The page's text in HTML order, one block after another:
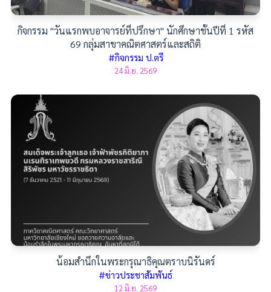
กิจกรรม "วันแรกพบอาจารย์ที่ปรึกษา" นักศึกษาชั้นปีที่ 1 รหัส
69 กลุ่มสาขาคณิตศาสตร์และสถิติ
#กิจกรรม ป.ตรี
24 มิ.ย. 2569
น้อมสำนึกในพระกรุณาธิคุณตราบนิรันดร์
#ข่าวประชาสัมพันธ์
12 มิ.ย. 2569